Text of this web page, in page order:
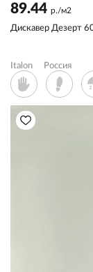
89.44 р./м2
Дискавер Дезерт
Italon Россия